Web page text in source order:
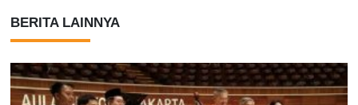
BERITA LAINNYA